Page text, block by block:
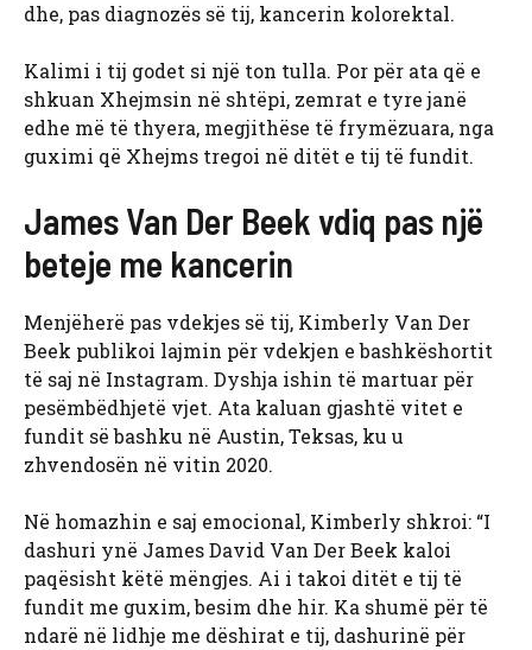
dhe, pas diagnozës së tij, kancerin kolorektal.
Kalimi i tij godet si një ton tulla. Por për ata që e
shkuan Xhejmsin në shtëpi, zemrat e tyre janë
edhe më të thyera, megjithëse të frymëzuara, nga
guximi që Xhejms tregoi në ditët e tij të fundit.
James Van Der Beek vdiq pas një
beteje me kancerin
Menjëherë pas vdekjes së tij, Kimberly Van Der
Beek publikoi lajmin për vdekjen e bashkëshortit
të saj në Instagram. Dyshja ishin të martuar për
pesëmbëdhjetë vjet. Ata kaluan gjashtë vitet e
fundit së bashku në Austin, Teksas, ku u
zhvendosën në vitin 2020.
Në homazhin e saj emocional, Kimberly shkroi: “I
dashuri ynë James David Van Der Beek kaloi
paqësisht këtë mëngjes. Ai i takoi ditët e tij të
fundit me guxim, besim dhe hir. Ka shumë për të
ndarë në lidhje me dëshirat e tij, dashurinë për